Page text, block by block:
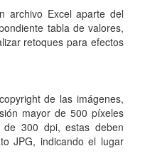
archivo Excel aparte del
tabla de valores,
retoques para efectos
de las imágenes,
mayor de 500 píxeles
300 dpi, estas deben
JPG, indicando el lugar